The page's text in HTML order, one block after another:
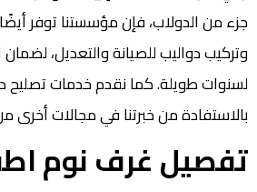
جزء من الدولاب، فإن مؤسستنا توفر
وتركيب دواليب للصيانة والتعديل، لضمان
لسنوات طويلة. كما نقدم خدمات تصليح
بالاستفادة من خبرتنا في مجالات أخرى
تفصيل غرف نوم